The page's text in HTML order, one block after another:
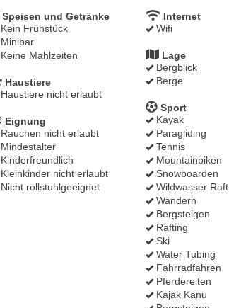
Speisen und Getränke
Frühstück
Mahlzeiten
Internet
Wifi
Lage
Bergblick
Berge
Haustiere
nicht erlaubt
Sport
Kayak
Paragliding
Tennis
Mountainbiken
Snowboarden
Wildwasser
Wandern
Bergsteigen
Rafting
Ski
Water Tubing
Fahrradfahren
Pferdereiten
Kajak Kanu
Eignung
nicht erlaubt
nicht erlaubt
rollstuhlgeeignet